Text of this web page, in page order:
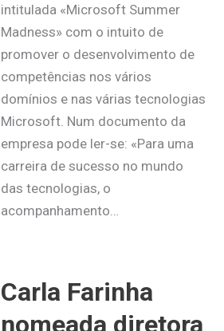
intitulada «Microsoft Summer
Madness» com o intuito de
promover o desenvolvimento de
competências nos vários
domínios e nas várias tecnologias
Microsoft. Num documento da
empresa pode ler-se: «Para uma
carreira de sucesso no mundo
das tecnologias, o
acompanhamento…
Carla Farinha
nomeada diretora